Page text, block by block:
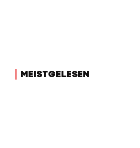
MEISTGELESEN